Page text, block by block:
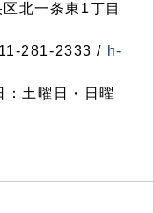
北一条東1丁目
281-2333 / h-
土曜日・日曜